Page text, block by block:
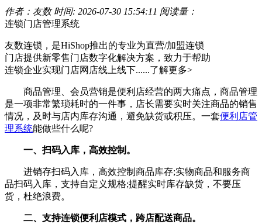
作者：友数 时间: 2026-07-30 15:54:11 阅读量：
连锁门店管理系统
友数连锁，是HiShop推出的专业为直营/加盟连锁
门店提供新零售门店数字化解决方案，致力于帮助
连锁企业实现门店网店线上线下......了解更多>
商品管理、会员营销是便利店经营的两大痛点，商品管理
是一项非常繁琐耗时的一件事，店长需要实时关注商品的销售
情况，及时与店内库存沟通，避免缺货或积压。一套便利店管
理系统能做些什么呢?
一、扫码入库，高效控制。
进销存扫码入库，高效控制商品库存;实物商品和服务商
品扫码入库，支持自定义规格;提醒实时库存缺货，不要压
货，杜绝浪费。
二、支持连锁便利店模式，跨店配送商品。